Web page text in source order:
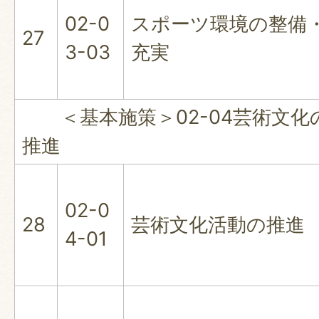
27
02-0
3-03
スポーツ環境の整備
充実
＜基本施策＞02-04芸術文化
推進
28
02-0
4-01
芸術文化活動の推進